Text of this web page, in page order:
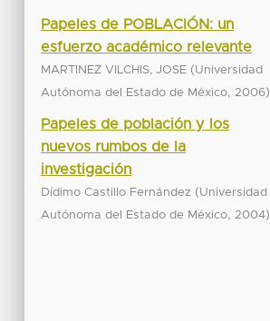
Papeles de POBLACIÓN: un
esfuerzo académico relevante
MARTINEZ VILCHIS, JOSE (Universidad
Autónoma del Estado de México, 2006)
Papeles de población y los
nuevos rumbos de la
investigación
Dídimo Castillo Fernández (Universidad
Autónoma del Estado de México, 2004)